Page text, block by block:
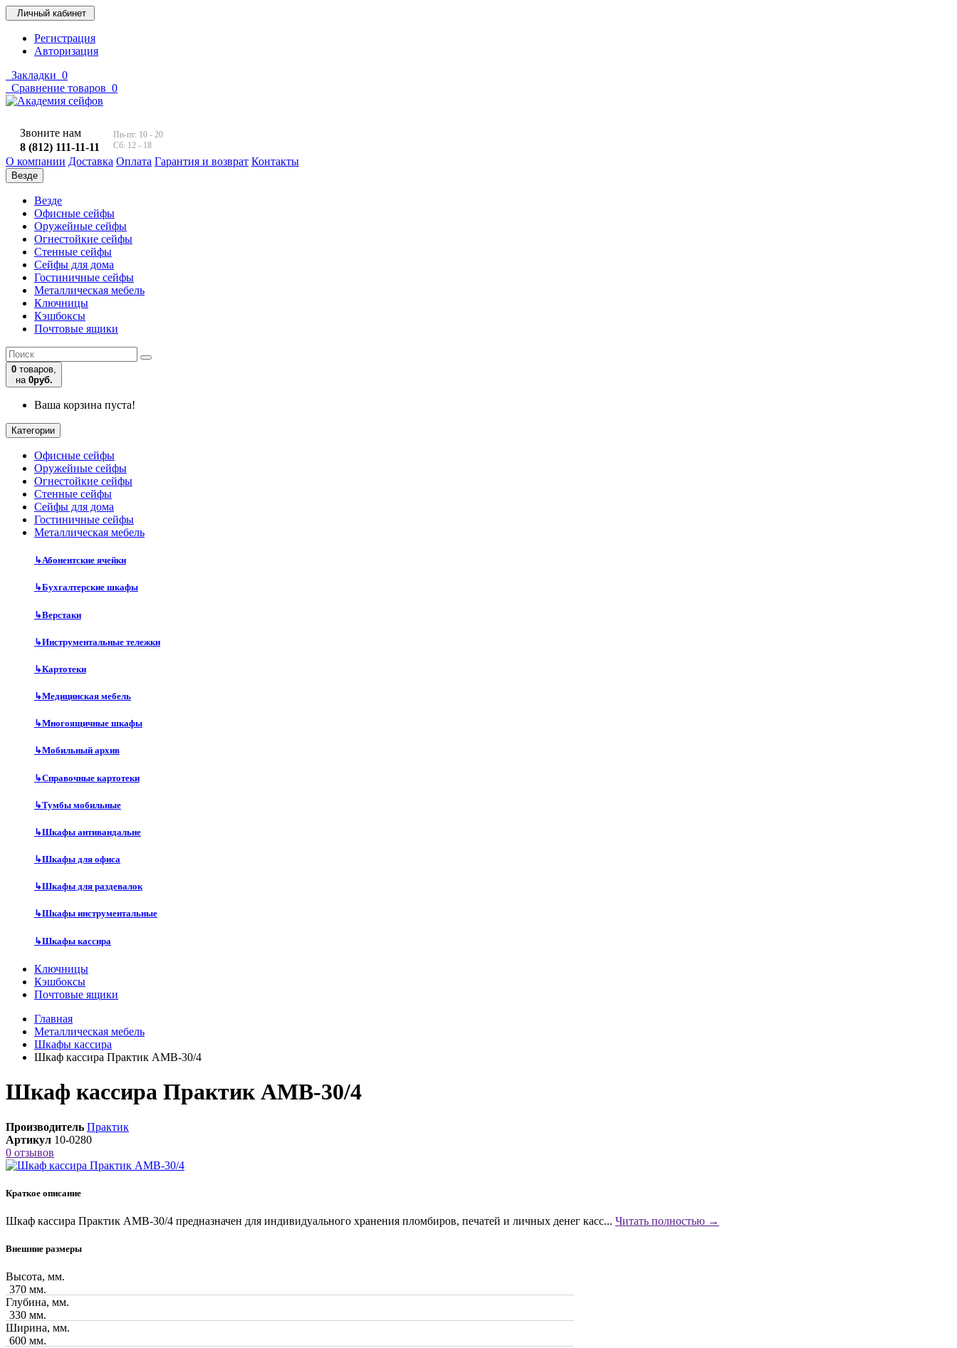
Личный кабинет
Регистрация
Авторизация
Закладки 0
Сравнение товаров 0
Звоните нам
Пн-пт: 10 - 20
Сб: 12 - 18
8 (812) 111-11-11
О компании Доставка Оплата Гарантия и возврат Контакты
Везде
Везде
Офисные сейфы
Оружейные сейфы
Огнестойкие сейфы
Стенные сейфы
Сейфы для дома
Гостиничные сейфы
Металлическая мебель
Ключницы
Кэшбоксы
Почтовые ящики
0 товаров,
на 0руб.
Ваша корзина пуста!
Категории
Офисные сейфы
Оружейные сейфы
Огнестойкие сейфы
Стенные сейфы
Сейфы для дома
Гостиничные сейфы
Металлическая мебель
↳Абонентские ячейки
↳Бухгалтерские шкафы
↳Верстаки
↳Инструментальные тележки
↳Картотеки
↳Медицинская мебель
↳Многоящичные шкафы
↳Мобильный архив
↳Справочные картотеки
↳Тумбы мобильные
↳Шкафы антивандальне
↳Шкафы для офиса
↳Шкафы для раздевалок
↳Шкафы инструментальные
↳Шкафы кассира
Ключницы
Кэшбоксы
Почтовые ящики
Главная
Металлическая мебель
Шкафы кассира
Шкаф кассира Практик AMB-30/4
Шкаф кассира Практик AMB-30/4
Производитель Практик
Артикул 10-0280
0 отзывов
Краткое описание
Шкаф кассира Практик AMB-30/4 предназначен для индивидуального хранения пломбиров, печатей и личных денег касс... Читать полностью →
Внешние размеры
Высота, мм.
370 мм.
Глубина, мм.
330 мм.
Ширина, мм.
600 мм.